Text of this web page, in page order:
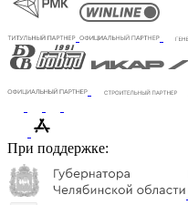
При поддержке: